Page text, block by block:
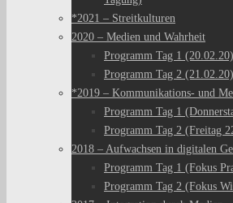
*2021 – Streitkulturen
2020 – Medien und Wahrheit
Programm Tag 1 (20.02.20)
Programm Tag 2 (21.02.20)
*2019 – Kommunikations- und
Programm Tag 1
Programm Tag 2 (Freitag
2018 – Aufwachsen in digitalen
Programm Tag 1 (Fokus
Programm Tag 2 (Fokus